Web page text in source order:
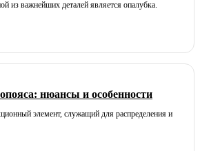
из важнейших деталей является опалубка.
нюансы и особенности
элемент, служащий для распределения и